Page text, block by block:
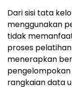
Dari sisi tata
menggunakan
tidak
proses
menerapkan
rangkaian data